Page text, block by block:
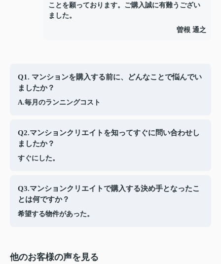
ことを願っております。ご購入誠に有難うござい
ました。
曽根 通之
Q1. マンションを購入する前に、どんなことで悩んでい
ましたか？
A.毎月のランニングコスト
Q2.マンションクリエイトを知ってすぐに問い合わせし
ましたか？
すぐにした。
Q3.マンションクリエイトで購入する決め手となったこ
とは何ですか？
希望する物件があった。
他のお客様の声を見る